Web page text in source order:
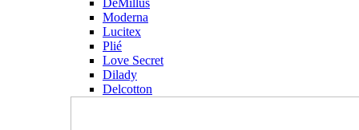
DeMillus
Moderna
Lucitex
Plié
Love Secret
Dilady
Delcotton